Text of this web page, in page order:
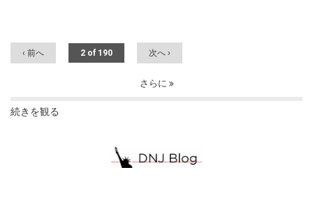
‹ 前へ 2 of 190 次へ ›
さらに
続きを観る